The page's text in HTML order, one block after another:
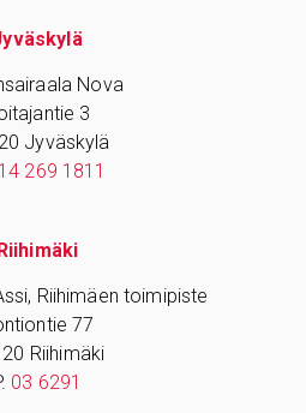
Nova
3
Jyväskylä
269 1811
Riihimäen toimipiste
77
Riihimäki
03 6291